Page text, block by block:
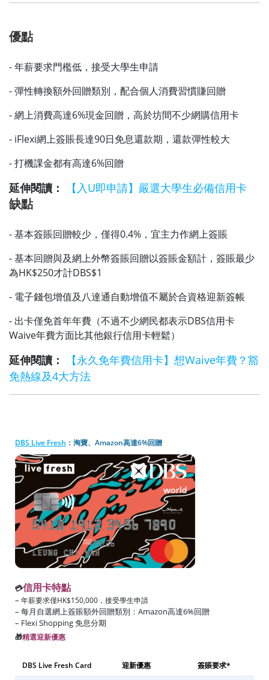
優點
- 年薪要求門檻低，接受大學生申請
- 彈性轉換額外回贈類別，配合個人消費習慣賺回贈
- 網上消費高達6%現金回贈，高於坊間不少網購信用卡
- iFlexi網上簽賬長達90日免息還款期，還款彈性較大
- 打機課金都有高達6%回贈
延伸閱讀： 【入U即申請】嚴選大學生必備信用卡
缺點
- 基本簽賬回贈較少，僅得0.4%，宜主力作網上簽賬
- 基本回贈與及網上外幣簽賬回贈以簽賬金額計，簽賬最少
為HK$250才計DBS$1
- 電子錢包增值及八達通自動增值不屬於合資格迎新簽帳
- 出卡僅免首年年費（不過不少網民都表示DBS信用卡
Waive年費方面比其他銀行信用卡輕鬆）
延伸閱讀：
【永久免年費信用卡】想Waive年費？豁
免熱線及4大方法
DBS Live Fresh ：淘寶、Amazon高達6%回贈
💳信用卡特點
– 年薪要求僅HK$150,000，接受學生申請
– 每月自選網上簽賬額外回贈類別：Amazon高達6%回贈
– Flexi Shopping 免息分期
🎁精選迎新優惠
DBS Live Fresh Card 迎新優惠 簽賬要求*